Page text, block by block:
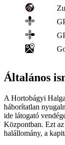
Általános
A Hortobágyi
háborítatlan
ide látogató
Központban. Ezt
halállomány, a